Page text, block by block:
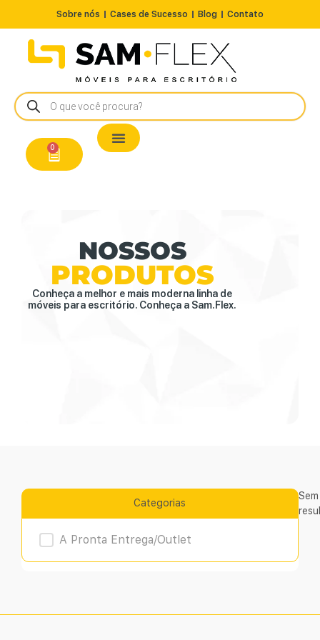
Sobre nós Cases de Sucesso Blog Contato
0
NOSSOS
PRODUTOS
Conheça a melhor e mais moderna linha de
móveis para escritório. Conheça a Sam.Flex.
Categorias
Product Archive
A Pronta Entrega/Outlet